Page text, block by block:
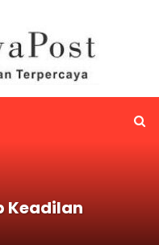
Keadilan